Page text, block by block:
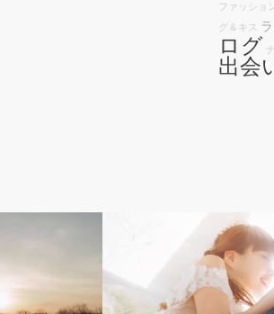
ファッショ
グ＆キス
ログ
出会